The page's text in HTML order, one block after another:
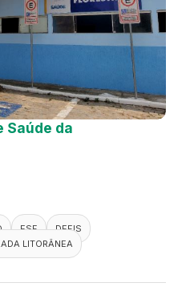
Saúde da
ESF
DEFIS
LITORÂNEA